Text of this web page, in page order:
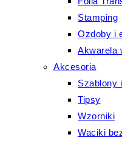
Stamping
Ozdoby i
Akwarela
Akcesoria
Szablony
Tipsy
Wzorniki
Waciki